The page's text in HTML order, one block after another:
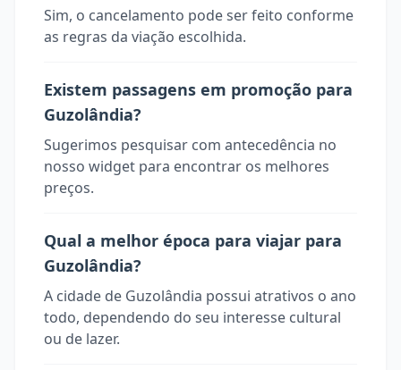
Sim, o cancelamento pode ser feito conforme
as regras da viação escolhida.
Existem passagens em promoção para
Guzolândia?
Sugerimos pesquisar com antecedência no
nosso widget para encontrar os melhores
preços.
Qual a melhor época para viajar para
Guzolândia?
A cidade de Guzolândia possui atrativos o ano
todo, dependendo do seu interesse cultural
ou de lazer.